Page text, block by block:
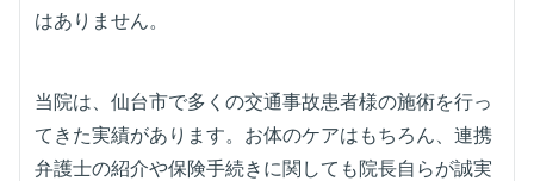
はありません。
当院は、仙台市で多くの交通事故患者様の施術を行っ
てきた実績があります。お体のケアはもちろん、連携
弁護士の紹介や保険手続きに関しても院長自らが誠実